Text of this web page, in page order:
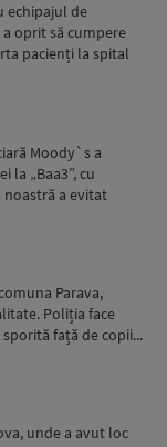
echipajul de
oprit să cumpere
pacienți la spital
Moody`s a
la „Baa3”, cu
noastră a evitat
Parava,
Poliția face
față de copii...
unde a avut loc